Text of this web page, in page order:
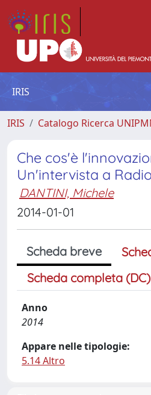
IRIS
IRIS Catalogo Ricerca
Che cos'è
Un'intervista a
DANTINI, Michele
2014-01-01
Scheda breve
Scheda completa (DC)
Anno
2014
Appare nelle tipologie:
5.14 Altro